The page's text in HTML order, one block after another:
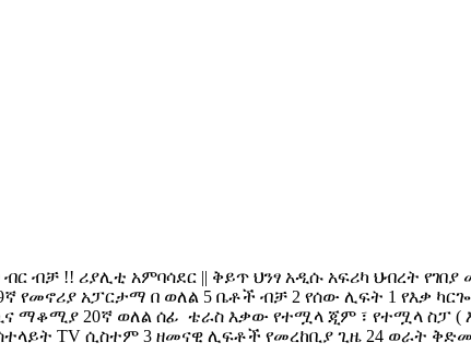
ብቻ !! ሪያሊቲ አምባሳደር || ቅይጥ ህንፃ አዲሱ አፍሪካ ህብረት
የመኖሪያ አፓርታማ በ ወለል 5 ቤቶች ብቻ 2 የሰው ሊፍት 1 የእቃ
ማቆሚያ 20ኛ ወለል ሰፊ ቴራስ እቃው የተሟላ ጂም ፣ የተሟላ ስፓ
TV ሲስተም 3 ዘመናዊ ሊፍቶች የመረከቢያ ጊዜ 24